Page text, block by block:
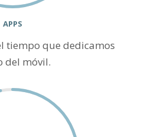
APPS
tiempo que dedicamos
del móvil.